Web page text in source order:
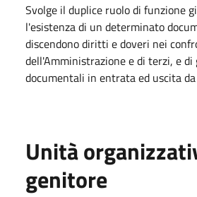
Svolge il duplice ruolo di funzione
l'esistenza di un determinato
discendono diritti e doveri nei
dell'Amministrazione e di terzi, e di
documentali in entrata ed uscita
Unità
genitore